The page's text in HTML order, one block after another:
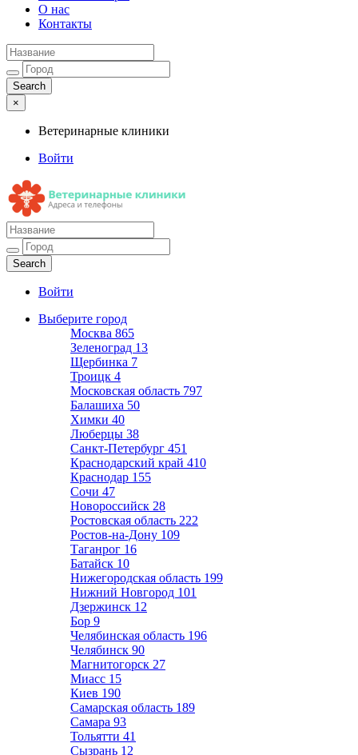
О нас
Контакты
×
Ветеринарные клиники
Войти
Ветеринарные клиники
Адреса и телефоны
Войти
Выберите город
Москва 865
Зеленоград 13
Щербинка 7
Троицк 4
Московская область 797
Балашиха 50
Химки 40
Люберцы 38
Санкт-Петербург 451
Краснодарский край 410
Краснодар 155
Сочи 47
Новороссийск 28
Ростовская область 222
Ростов-на-Дону 109
Таганрог 16
Батайск 10
Нижегородская область 199
Нижний Новгород 101
Дзержинск 12
Бор 9
Челябинская область 196
Челябинск 90
Магнитогорск 27
Миасс 15
Киев 190
Самарская область 189
Самара 93
Тольятти 41
Сызрань 12